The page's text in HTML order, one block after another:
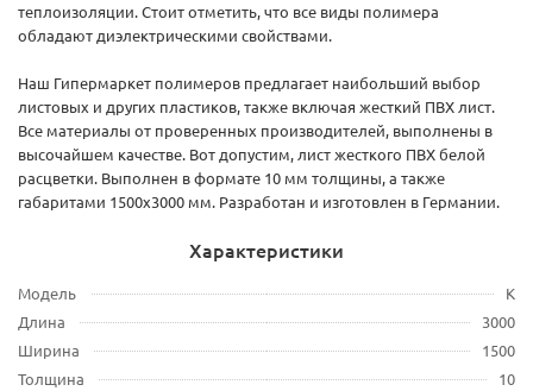
теплоизоляции. Стоит отметить, что все виды полимера
обладают диэлектрическими свойствами.
Наш Гипермаркет полимеров предлагает наибольший выбор
листовых и других пластиков, также включая жесткий ПВХ лист.
Все материалы от проверенных производителей, выполнены в
высочайшем качестве. Вот допустим, лист жесткого ПВХ белой
расцветки. Выполнен в формате 10 мм толщины, а также
габаритами 1500х3000 мм. Разработан и изготовлен в Германии.
Характеристики
Модель
K
Длина
3000
Ширина
1500
Толщина
10